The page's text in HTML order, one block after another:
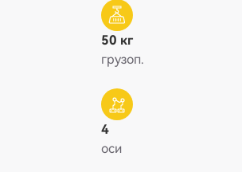
50 кг
грузоп.
4
оси